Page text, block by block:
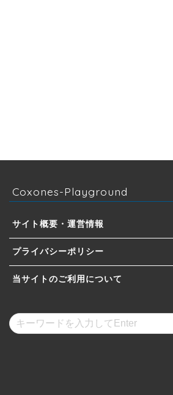
Coxones-Playground
サイト概要・運営情報
プライバシーポリシー
当サイトのご利用について